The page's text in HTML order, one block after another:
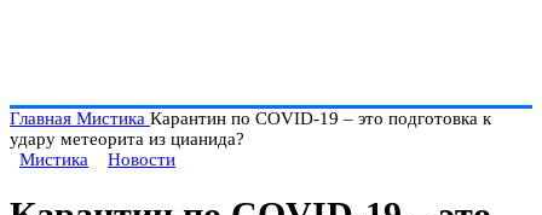
Главная Мистика Карантин по COVID-19 – это подготовка к
удару метеорита из цианида?
Мистика
Новости